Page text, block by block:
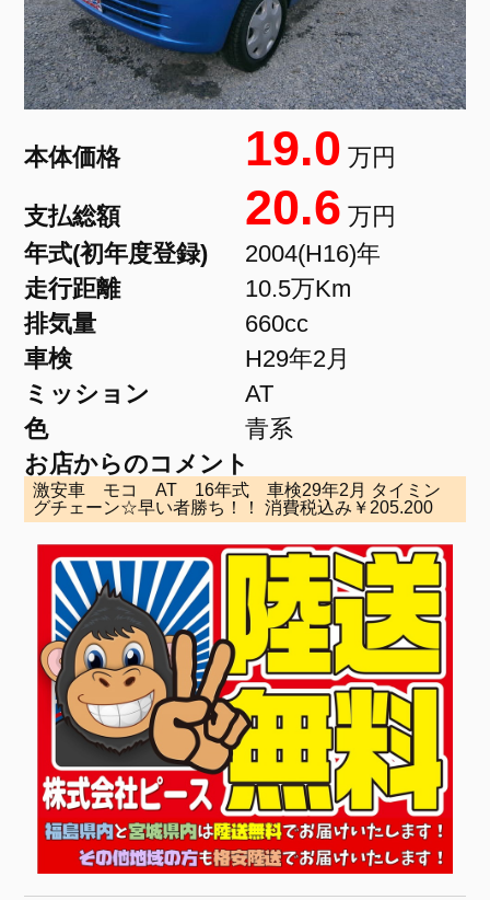
本体価格 19.0 万円
支払総額 20.6 万円
年式(初年度登録)
2004(H16)年
走行距離
10.5万Km
排気量
660cc
車検
H29年2月
ミッション
AT
色
青系
お店からのコメント
激安車 モコ AT 16年式 車検29年2月 タイミン
グチェーン☆早い者勝ち！！ 消費税込み￥205.200